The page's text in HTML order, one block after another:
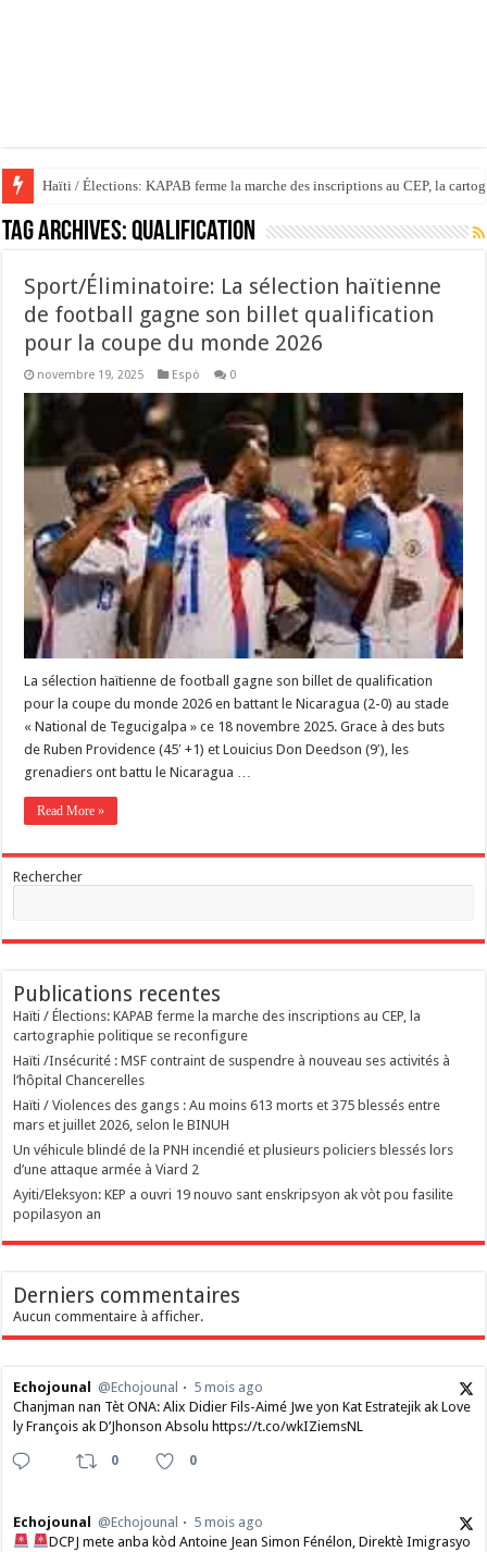
Haïti / Élections: KAPAB ferme la marche des inscriptions au CEP, la
Tag Archives:qualification
‎Sport/Éliminatoire: La sélection haïtienne
de football gagne son billet qualification
pour la coupe du monde 2026
novembre 19, 2025 Espò 0
La sélection haïtienne de football gagne son billet de qualification
pour la coupe du monde 2026 en battant le Nicaragua (2-0) au stade
« National de Tegucigalpa » ce 18 novembre 2025. Grace à des buts
de Ruben Providence (45′ +1) et ‎Louicius Don Deedson (9′), les
grenadiers ont battu le Nicaragua …
Read More »
Rechercher
Publications recentes
Haïti / Élections: KAPAB ferme la marche des inscriptions au CEP, la
cartographie politique se reconfigure
Haïti /Insécurité : MSF contraint de suspendre à nouveau ses activités à
l’hôpital Chancerelles
Haïti / Violences des gangs : Au moins 613 morts et 375 blessés entre
mars et juillet 2026, selon le BINUH
Un véhicule blindé de la PNH incendié et plusieurs policiers blessés lors
d’une attaque armée à Viard 2
‎Ayiti/Eleksyon: KEP a ouvri 19 nouvo sant enskripsyon ak vòt pou fasilite
popilasyon an
Derniers commentaires
Aucun commentaire à afficher.
Echojounal @Echojounal
5 mois ago
Chanjman nan Tèt ONA: Alix Didier Fils-Aimé Jwe yon Kat Estratejik ak Love
ly François ak D’Jhonson Absolu https://t.co/wkIZiemsNL
0 0
Echojounal @Echojounal
5 mois ago
DCPJ mete anba kòd Antoine Jean Simon Fénélon, Direktè Imigrasyo